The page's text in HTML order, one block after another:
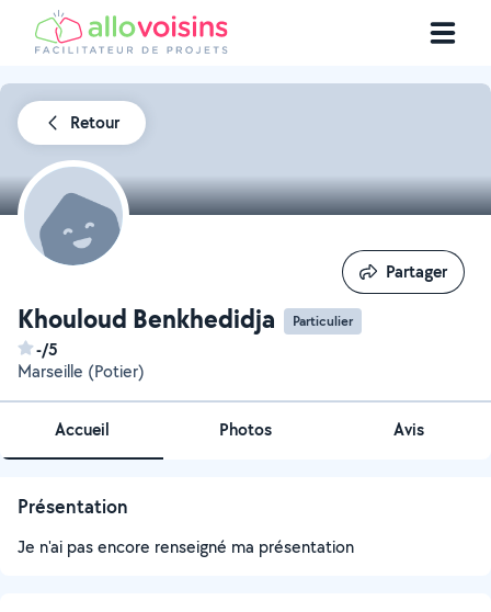
Retour
Khouloud Benkhedidja Particulier
-/5
Marseille (Potier)
Partager
Partager
Accueil Photos Avis
Présentation
Je n'ai pas encore renseigné ma présentation